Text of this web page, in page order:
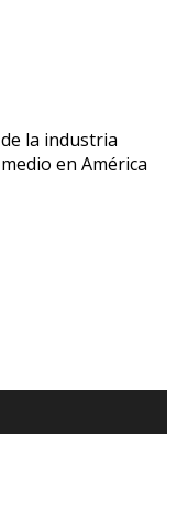
la industria
en América